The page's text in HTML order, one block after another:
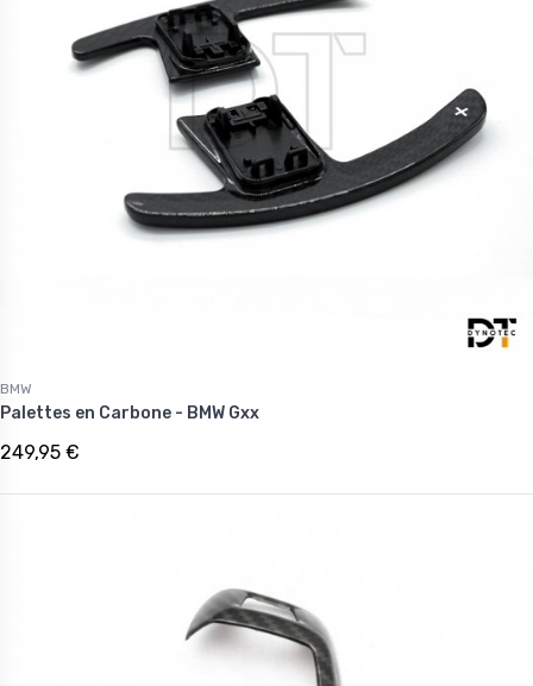
BMW
Palettes en Carbone - BMW Gxx
249,95 €